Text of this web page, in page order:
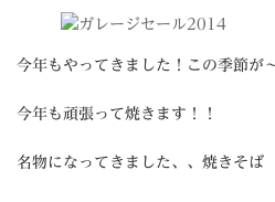
今年もやってきました！この季節が
今年も頑張って焼きます！！
名物になってきました、、焼きそば